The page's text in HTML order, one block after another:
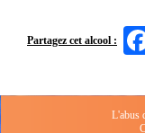
Partagez cet alcool :
L'abus